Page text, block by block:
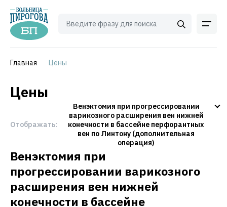
Главная Цены
Цены
Отображать:
Венэктомия при прогрессировании
варикозного расширения вен нижней
конечности в бассейне перфорантных
вен по Линтону (дополнительная
операция)
Венэктомия при
прогрессировании варикозного
расширения вен нижней
конечности в бассейне